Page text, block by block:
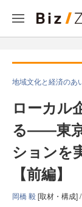
地域文化と経済のあ
ローカル
る――東
ションを
【前編】
岡橋 毅[取材・構成] /